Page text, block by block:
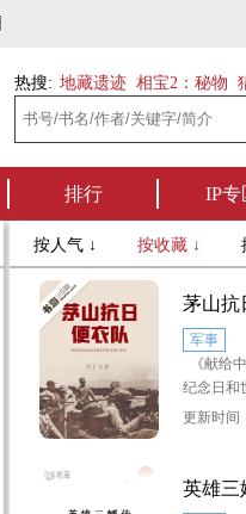
热搜: 地藏遗迹 相宝2：秘物
排行 IP专
按人气 ↓ 按收藏 ↓
茅山抗
军事
《献给
纪念日和
纪念。》
长篇小说
更新时间
英雄三